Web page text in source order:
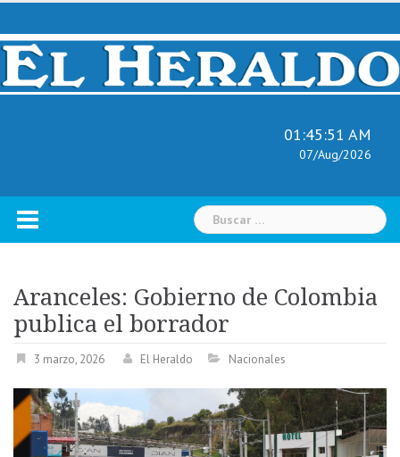
Skip
content
01:45:52 AM
07/Aug/2026
Buscar:
Aranceles: Gobierno de Colombia
publica el borrador
3 marzo, 2026 El Heraldo Nacionales